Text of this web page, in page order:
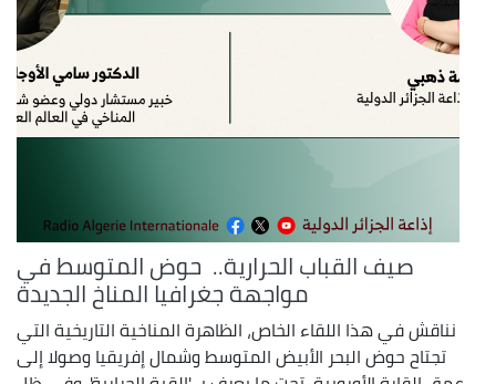
صيف القباب الحرارية.. حوض المتوسط في
مواجهة جغرافيا المناخ الجديدة
نناقش في هذا اللقاء الخاص، الظاهرة المناخية التاريخية التي
تجتاح حوض البحر الأبيض المتوسط وشمال إفريقيا وصولا إلى